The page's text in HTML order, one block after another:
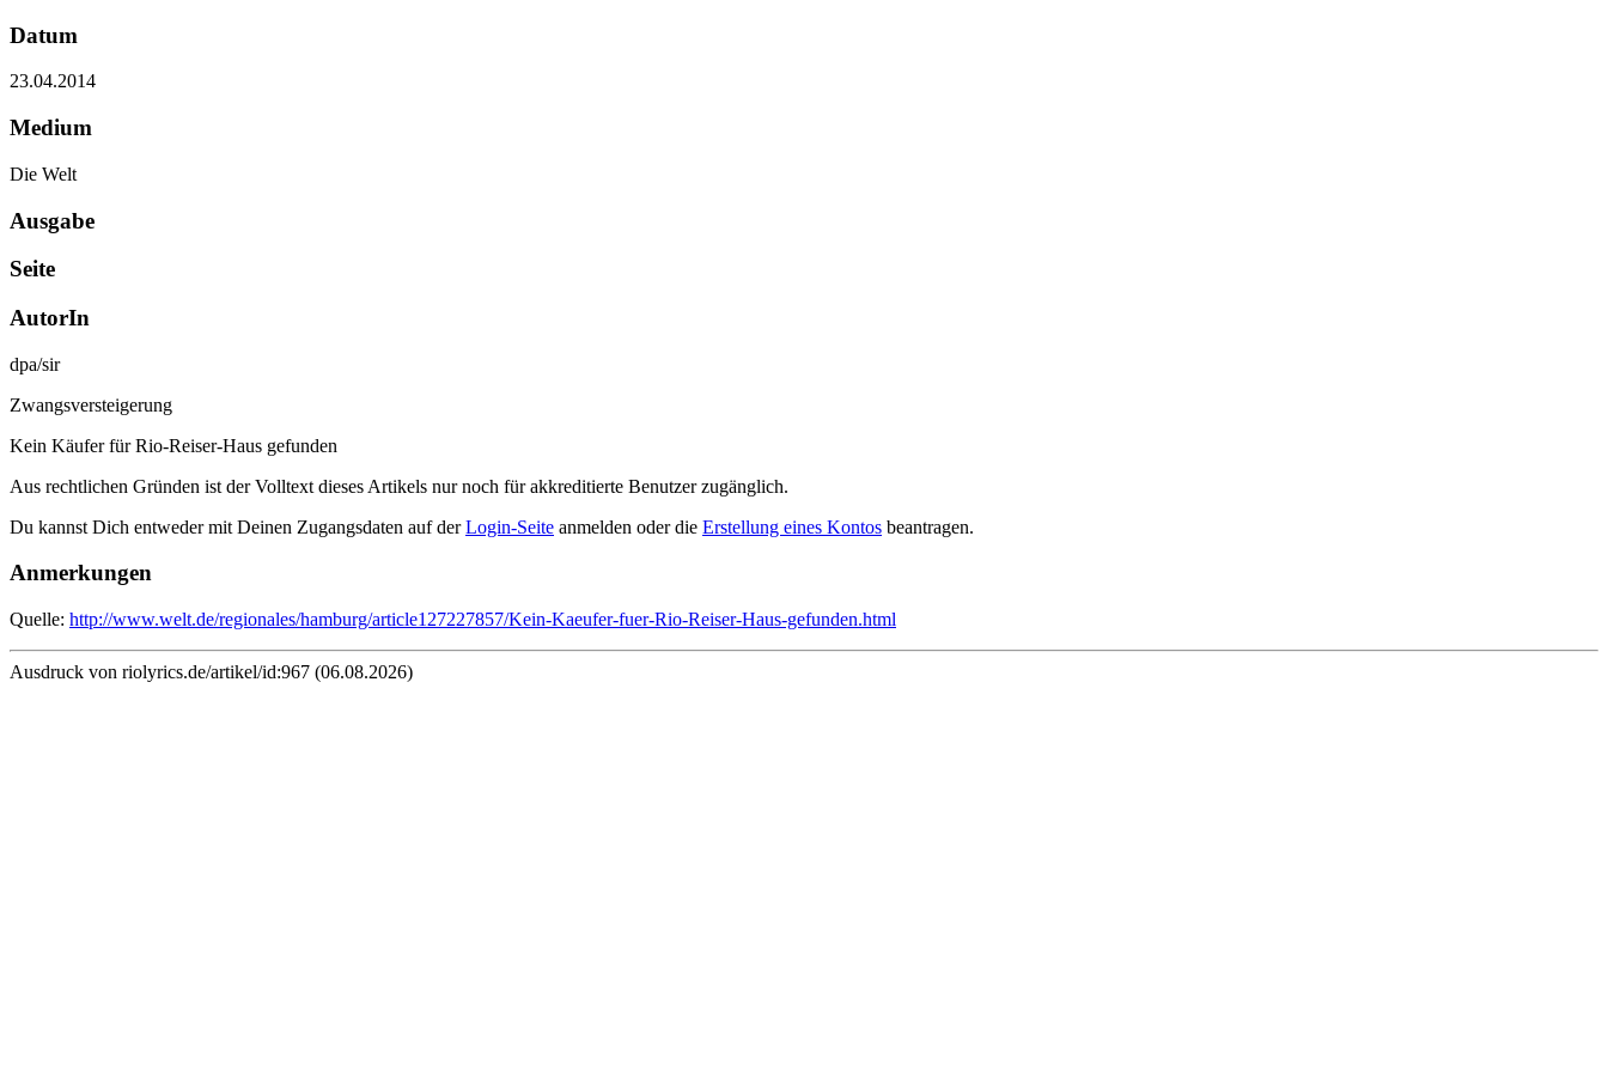
Datum
23.04.2014
Medium
Die Welt
Ausgabe
Seite
AutorIn
dpa/sir
Zwangsversteigerung
Kein Käufer für Rio-Reiser-Haus gefunden
Aus rechtlichen Gründen ist der Volltext dieses Artikels nur noch für akkreditierte Benutzer zugänglich.
Du kannst Dich entweder mit Deinen Zugangsdaten auf derLogin-Seite anmelden oder die Erstellung eines Kontos beantragen.
Anmerkungen
Quelle: http://www.welt.de/regionales/hamburg/article127227857/Kein-Kaeufer-fuer-Rio-Reiser-Haus-gefunden.html
Ausdruck von riolyrics.de/artikel/id:967 (06.08.2026)